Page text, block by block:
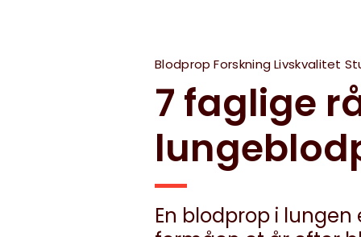
Kursus i seksualitet
Mental sundhed
Illustrationer af hjerte
og kredsløb
Blodprop ForskningLivskvalitet
7 faglige
En blodprop i